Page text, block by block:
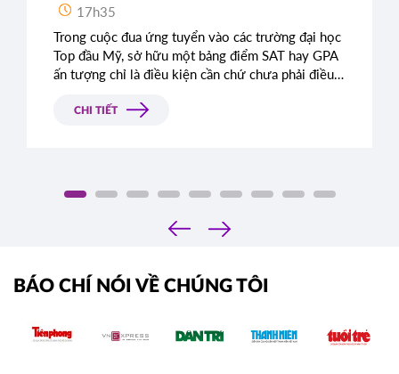
17h35
Trong cuộc đua ứng tuyển vào các trường đại học
Top đầu Mỹ, sở hữu một bảng điểm SAT hay GPA
ấn tượng chỉ là điều kiện cần chứ chưa phải điều
như tuyệt đối vẫn bị từ chối chỉ vì bài luận thiếu
CHI TIẾT
‹
›
BÁO CHÍ NÓI VỀ CHÚNG TÔI